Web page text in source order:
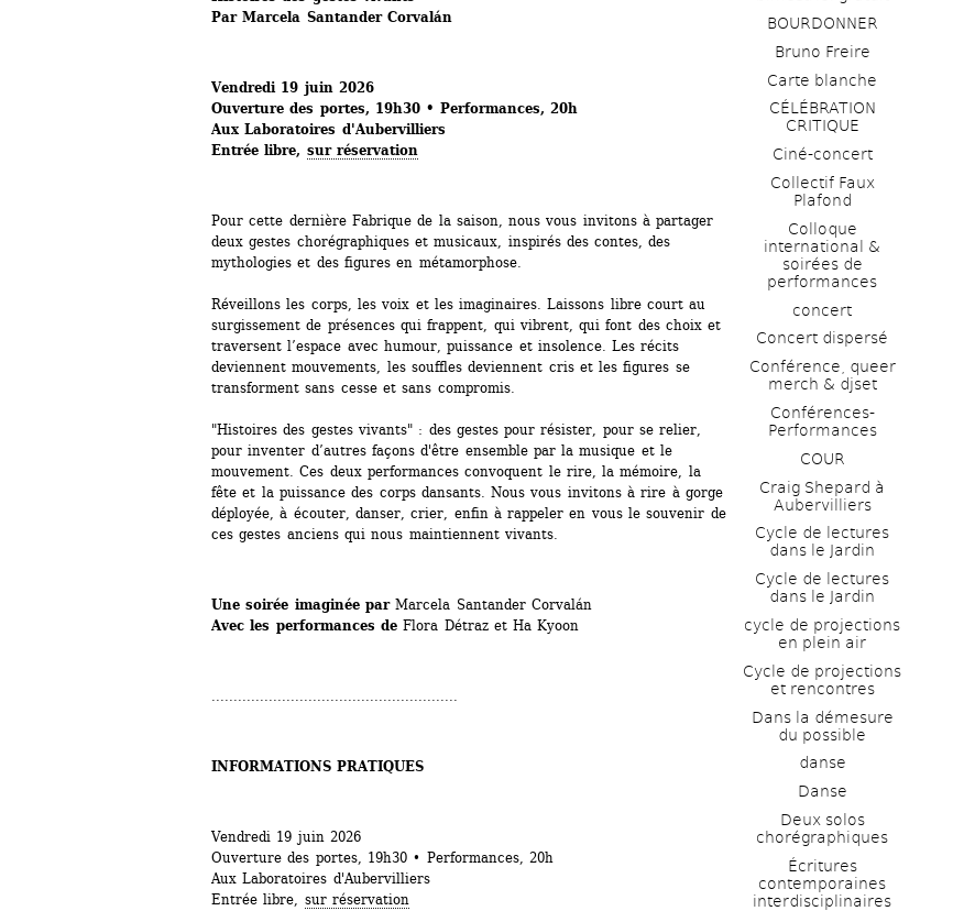
Par Marcela Santander Corvalán
Vendredi 19 juin 2026
Ouverture des portes, 19h30 • Performances, 20h
Aux Laboratoires d'Aubervilliers
Entrée libre, sur réservation
Pour cette dernière Fabrique de la saison, nous vous invitons à partager
deux gestes chorégraphiques et musicaux, inspirés des contes, des
mythologies et des figures en métamorphose.
Réveillons les corps, les voix et les imaginaires. Laissons libre court au
surgissement de présences qui frappent, qui vibrent, qui font des choix et
traversent l’espace avec humour, puissance et insolence. Les récits
deviennent mouvements, les souffles deviennent cris et les figures se
transforment sans cesse et sans compromis.
"Histoires des gestes vivants" : des gestes pour résister, pour se relier,
pour inventer d’autres façons d'être ensemble par la musique et le
mouvement. Ces deux performances convoquent le rire, la mémoire, la
fête et la puissance des corps dansants. Nous vous invitons à rire à gorge
déployée, à écouter, danser, crier, enfin à rappeler en vous le souvenir de
ces gestes anciens qui nous maintiennent vivants.
Une soirée imaginée parMarcela Santander Corvalán
Avec les performances de Flora Détraz et Ha Kyoon
........................................................
INFORMATIONS PRATIQUES
Vendredi 19 juin 2026
Ouverture des portes, 19h30 • Performances, 20h
Aux Laboratoires d'Aubervilliers
Entrée libre, sur réservation
BOURDONNER
Bruno Freire
Carte blanche
CÉLÉBRATION
CRITIQUE
Ciné-concert
Collectif Faux
Plafond
Colloque
international &
soirées de
performances
concert
Concert dispersé
Conférence, queer
merch & djset
Conférences-
Performances
COUR
Craig Shepard à
Aubervilliers
Cycle de lectures
dans le Jardin
Cycle de lectures
dans le Jardin
cycle de projections
en plein air
Cycle de projections
et rencontres
Dans la démesure
du possible
danse
Danse
Deux solos
chorégraphiques
Écritures
contemporaines
interdisciplinaires